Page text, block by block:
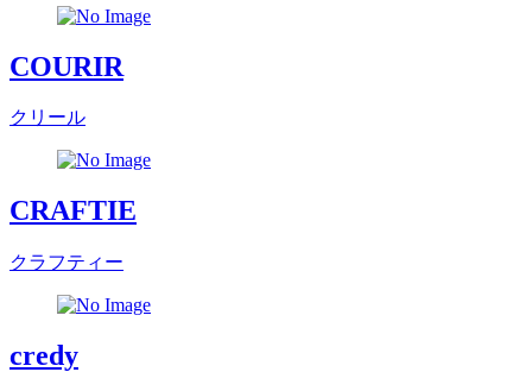
COURIR
クリール
CRAFTIE
クラフティー
credy